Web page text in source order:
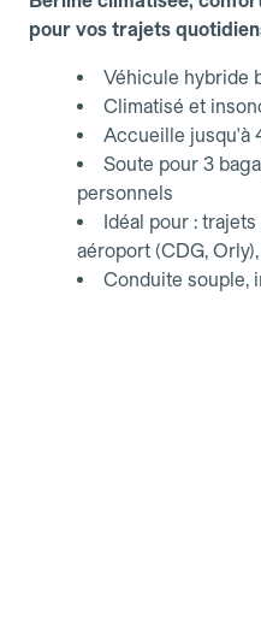
pour vos trajets
Véhicule hybride
Climatisé et
Accueille jusqu'à
Soute pour 3
personnels
Idéal pour :
aéroport (CDG,
Conduite souple,